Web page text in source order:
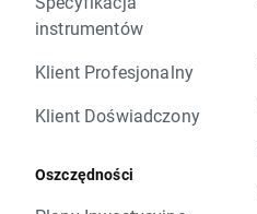
instrumentów
Klient Profesjonalny
Klient Doświadczony
Oszczędności